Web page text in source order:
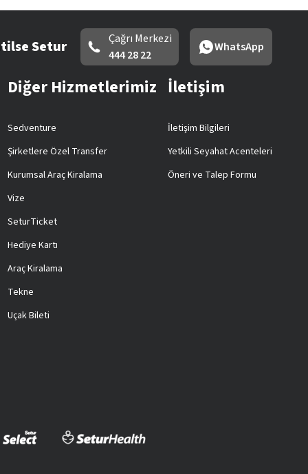
Setur
Çağrı Merkezi
444 28 22
WhatsApp
Diğer Hizmetlerimiz
Sedventure
Şirketlere Özel Transfer
Kurumsal Araç Kiralama
Vize
SeturTicket
Hediye Kartı
Araç Kiralama
Tekne
Uçak Bileti
İletişim
İletişim Bilgileri
Yetkili Seyahat Acenteleri
Öneri ve Talep Formu